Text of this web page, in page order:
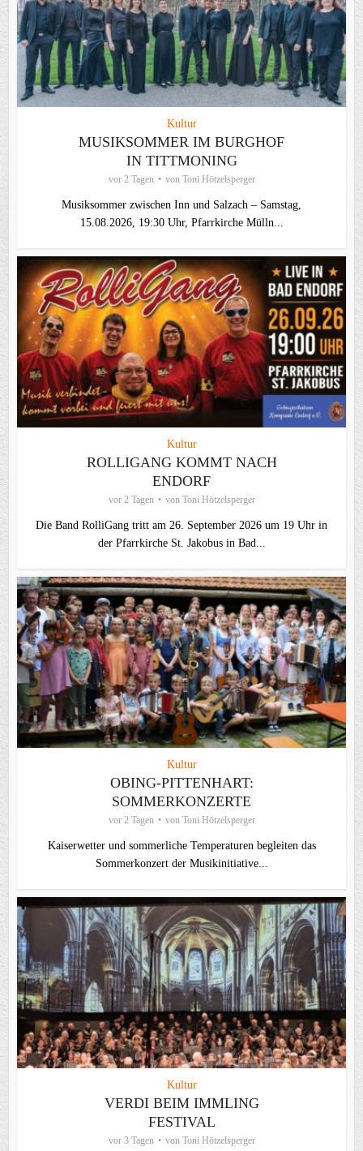
Kultur
MUSIKSOMMER IM BURGHOF
IN TITTMONING
vor 2 Tagen von Toni Hötzelsperger
Musiksommer zwischen Inn und Salzach – Samstag,
15.08.2026, 19:30 Uhr, Pfarrkirche Mülln...
Kultur
ROLLIGANG KOMMT NACH
ENDORF
vor 2 Tagen von Toni Hötzelsperger
Die Band RolliGang tritt am 26. September 2026 um 19 Uhr in
der Pfarrkirche St. Jakobus in Bad...
Kultur
OBING-PITTENHART:
SOMMERKONZERTE
vor 2 Tagen von Toni Hötzelsperger
Kaiserwetter und sommerliche Temperaturen begleiten das
Sommerkonzert der Musikinitiative...
Kultur
VERDI BEIM IMMLING
FESTIVAL
vor 3 Tagen von Toni Hötzelsperger